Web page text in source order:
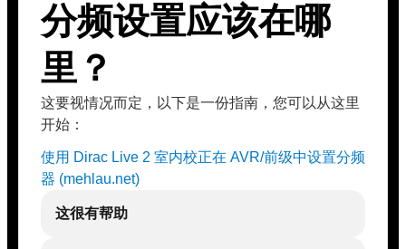
分频设置应该在哪
里？
这要视情况而定，以下是一份指南，您可以从这里
开始：
使用 Dirac Live 2 室内校正在 AVR/前级中设置分频
器 (mehlau.net)
这很有帮助